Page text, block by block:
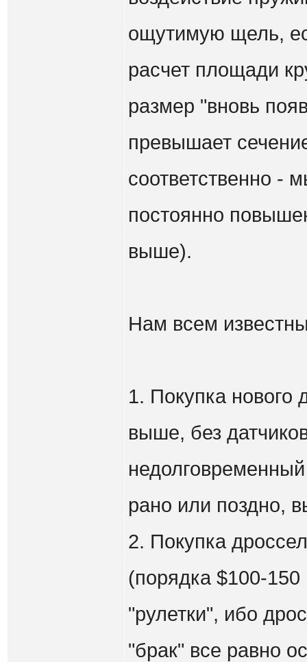
ощутимую щель,
расчет площади
размер "вновь
превышает
соответственно -
постоянно
выше).
Нам всем
1. Покупка нового
выше, без
рано или поздно,
2. Покупка
(порядка $100-
"рулетки", ибо
"брак" все равно